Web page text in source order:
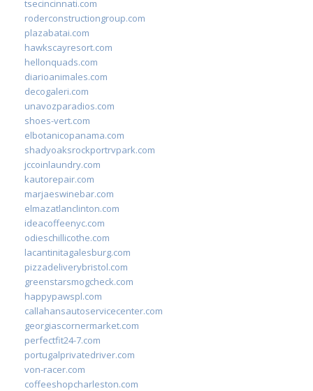
tsecincinnati.com
roderconstructiongroup.com
plazabatai.com
hawkscayresort.com
hellonquads.com
diarioanimales.com
decogaleri.com
unavozparadios.com
shoes-vert.com
elbotanicopanama.com
shadyoaksrockportrvpark.com
jccoinlaundry.com
kautorepair.com
marjaeswinebar.com
elmazatlanclinton.com
ideacoffeenyc.com
odieschillicothe.com
lacantinitagalesburg.com
pizzadeliverybristol.com
greenstarsmogcheck.com
happypawspl.com
callahansautoservicecenter.com
georgiascornermarket.com
perfectfit24-7.com
portugalprivatedriver.com
von-racer.com
coffeeshopcharleston.com